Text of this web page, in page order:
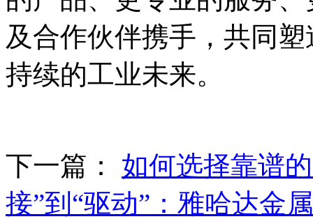
及合作伙伴携手，共同
持续的工业未来。
下一篇： 如何选择靠谱
接”到“驱动”：雅哈达金